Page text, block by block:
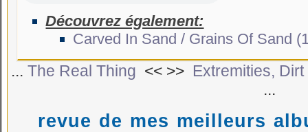
Découvrez également:
Carved In Sand / Grains Of Sand
...The Real Thing << >> Extremities,
...
revue de mes meilleurs